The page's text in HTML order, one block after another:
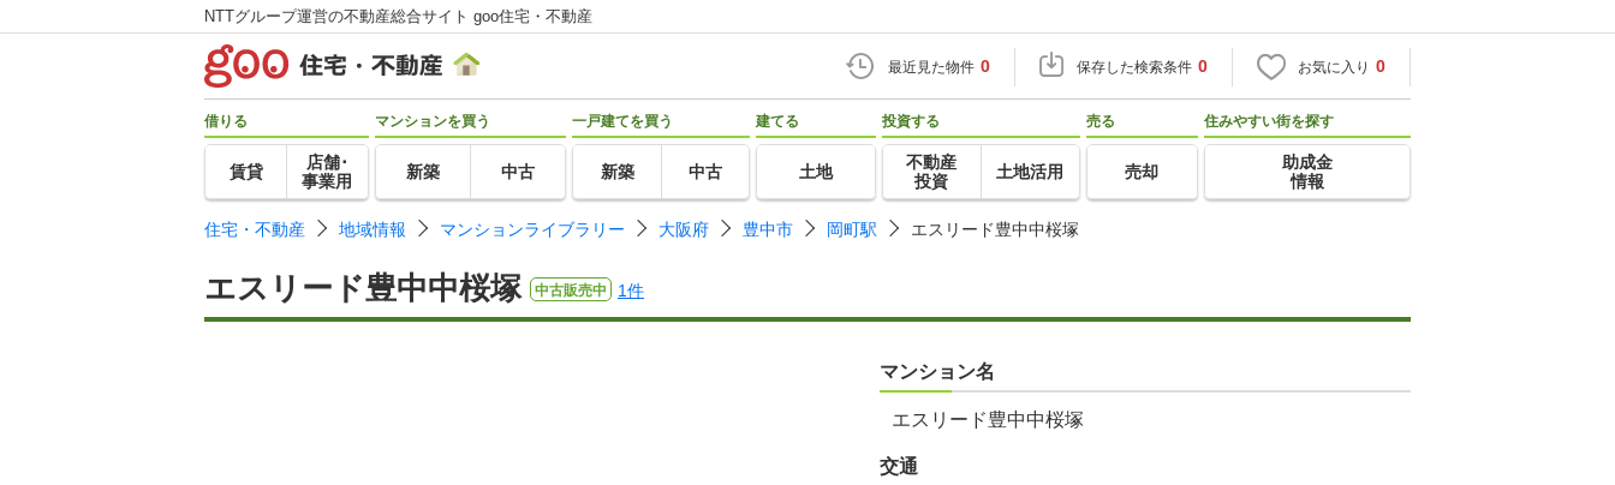
NTTグループ運営の不動産総合サイト goo住宅・不動産
最近見た物件 0 保存した検索条件 0 お気に入り 0
借りる
賃貸
店舗･
事業用
マンションを買う
新築 中古
一戸建てを買う
新築 中古
建てる
土地
投資する
不動産
投資
土地活用
売る
売却
住みやすい街を探す
助成金
情報
住宅・不動産 地域情報 マンションライブラリー 大阪府 豊中市 岡町駅 エスリード豊中中桜塚
エスリード豊中中桜塚 中古販売中 1件
マンション名
エスリード豊中中桜塚
交通